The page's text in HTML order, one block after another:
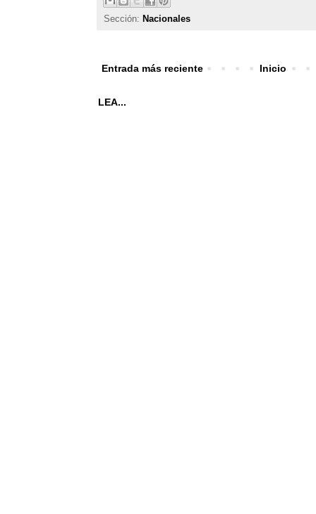
Sección: Nacionales
Entrada más reciente Inicio
LEA...